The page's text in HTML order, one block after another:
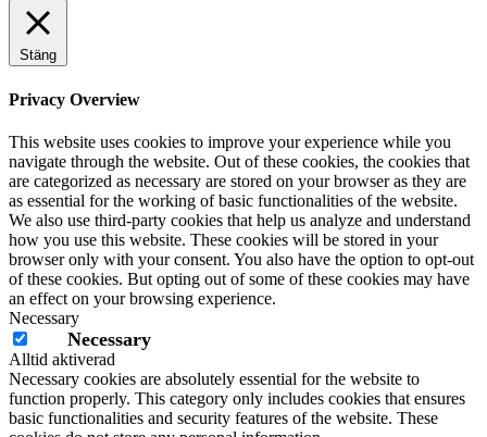
Stäng
Privacy Overview
This website uses cookies to improve your experience while you
navigate through the website. Out of these cookies, the cookies that
are categorized as necessary are stored on your browser as they are
as essential for the working of basic functionalities of the website.
We also use third-party cookies that help us analyze and understand
how you use this website. These cookies will be stored in your
browser only with your consent. You also have the option to opt-out
of these cookies. But opting out of some of these cookies may have
an effect on your browsing experience.
Necessary
Necessary
Alltid aktiverad
Necessary cookies are absolutely essential for the website to
function properly. This category only includes cookies that ensures
basic functionalities and security features of the website. These